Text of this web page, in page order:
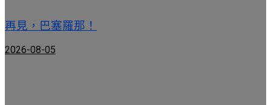
再見，巴塞羅那！
2026-08-05